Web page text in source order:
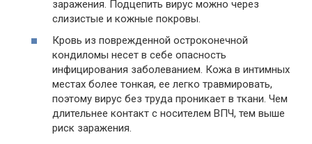
заражения. Подцепить вирус можно через
слизистые и кожные покровы.
Кровь из поврежденной остроконечной
кондиломы несет в себе опасность
инфицирования заболеванием. Кожа в интимных
местах более тонкая, ее легко травмировать,
поэтому вирус без труда проникает в ткани. Чем
длительнее контакт с носителем ВПЧ, тем выше
риск заражения.